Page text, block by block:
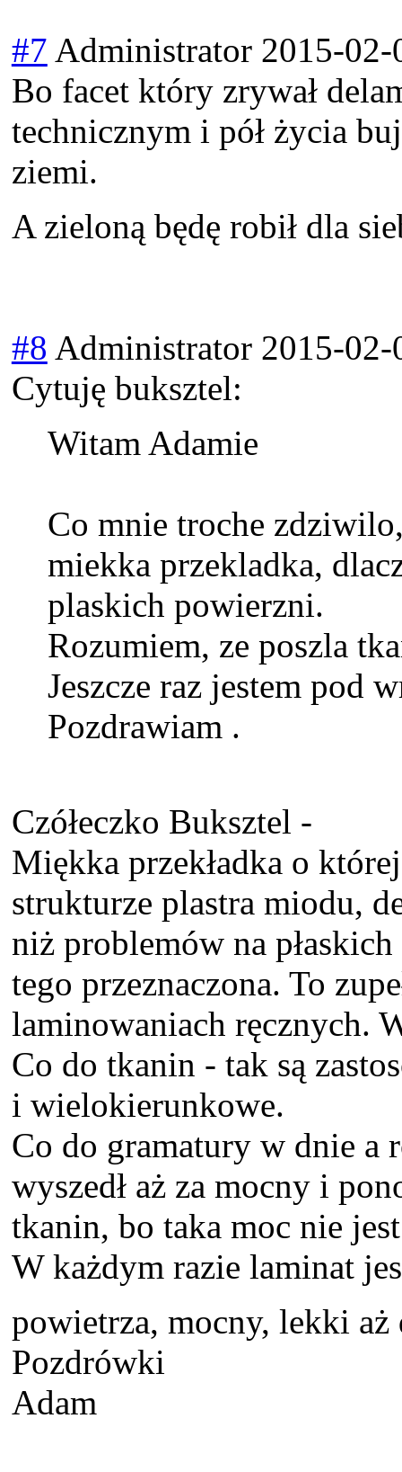
#7 Administrator 2015-
Bo facet który zrywał
technicznym i pół życia
ziemi.
A zieloną będę robił dla
#8 Administrator 2015-
Cytuję buksztel:
Witam Adamie
Co mnie troche
miekka przekladka,
plaskich powierzni.
Rozumiem, ze poszla
Jeszcze raz jestem pod
Pozdrawiam .
Czółeczko Buksztel -
Miękka przekładka o
strukturze plastra miodu,
niż problemów na
tego przeznaczona. To
laminowaniach ręcznych.
Co do tkanin - tak są
i wielokierunkowe.
Co do gramatury w dnie a
wyszedł aż za mocny i
tkanin, bo taka moc nie
W każdym razie laminat
powietrza, mocny, lekki
Pozdrówki
Adam